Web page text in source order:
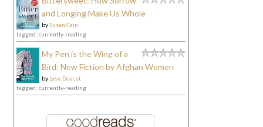
and Longing Make Us Whole
bySusan Cain
tagged: currently-reading
My Pen is the Wing of a
Bird: New Fiction by Afghan Women
by Lyse Doucet
tagged: currently-reading